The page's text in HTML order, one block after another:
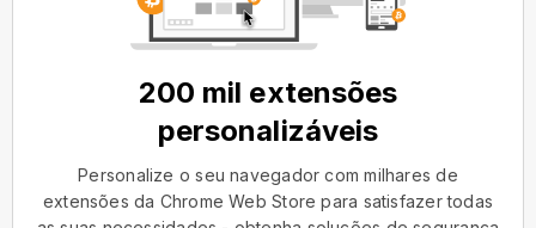
200 mil extensões
personalizáveis
Personalize o seu navegador com milhares de
extensões da Chrome Web Store para satisfazer todas